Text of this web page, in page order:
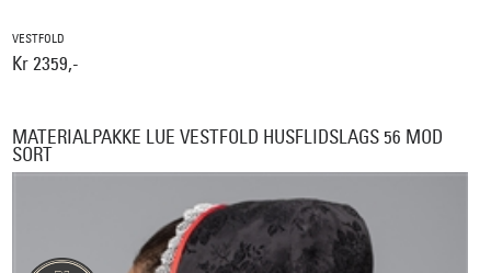
VESTFOLD
Kr 2359,-
MATERIALPAKKE LUE VESTFOLD HUSFLIDSLAGS 56 MOD
SORT